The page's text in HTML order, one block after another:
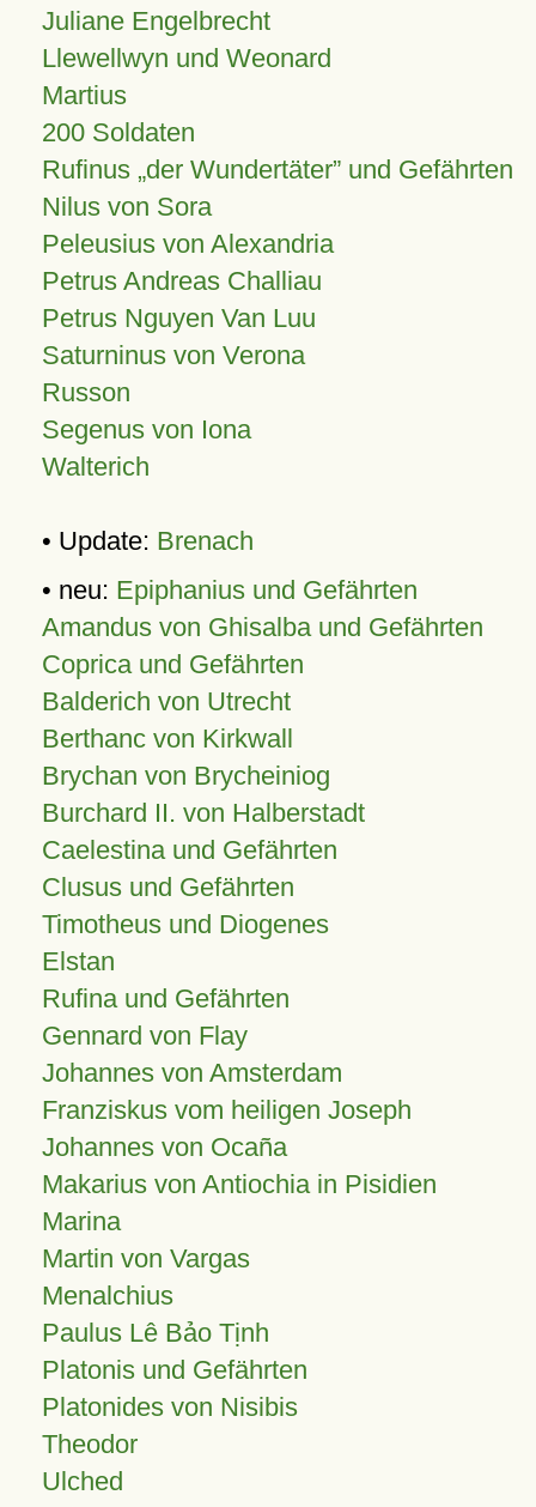
Juliane Engelbrecht
Llewellwyn und Weonard
Martius
200 Soldaten
Rufinus „der Wundertäter” und Gefährten
Nilus von Sora
Peleusius von Alexandria
Petrus Andreas Challiau
Petrus Nguyen Van Luu
Saturninus von Verona
Russon
Segenus von Iona
Walterich
• Update: Brenach
• neu: Epiphanius und Gefährten
Amandus von Ghisalba und Gefährten
Coprica und Gefährten
Balderich von Utrecht
Berthanc von Kirkwall
Brychan von Brycheiniog
Burchard II. von Halberstadt
Caelestina und Gefährten
Clusus und Gefährten
Timotheus und Diogenes
Elstan
Rufina und Gefährten
Gennard von Flay
Johannes von Amsterdam
Franziskus vom heiligen Joseph
Johannes von Ocaña
Makarius von Antiochia in Pisidien
Marina
Martin von Vargas
Menalchius
Paulus Lê Bảo Tịnh
Platonis und Gefährten
Platonides von Nisibis
Theodor
Ulched